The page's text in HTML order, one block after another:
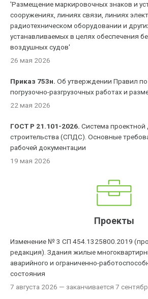
'Размещение маркировочных знаков и
сооружениях, линиях связи, линиях
радиотехническом оборудовании и
устанавливаемых в целях обеспечения
воздушных судов'
26 мая 2026
Приказ 753н. Об утверждении Правил по
погрузочно-разгрузочных работах и
22 мая 2026
ГОСТ Р 21.101-2026. Система
строительства (СПДС). Основные
рабочей документации
19 мая 2026
Проекты
Изменение № 3 СП 454.1325800.2019
редакция). Здания жилые
аварийного и ограниченно-
состояния
7 августа 2026 — заканчивается 7